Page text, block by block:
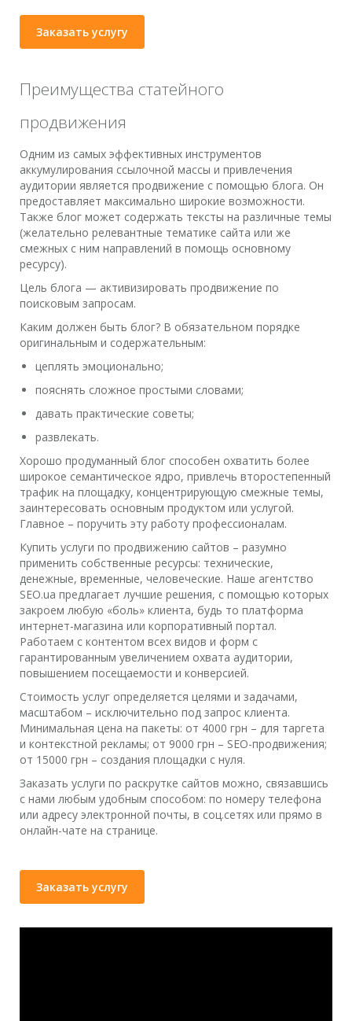
Заказать услугу
Преимущества статейного
продвижения
Одним из самых эффективных инструментов
аккумулирования ссылочной массы и привлечения
аудитории является продвижение с помощью блога. Он
предоставляет максимально широкие возможности.
Также блог может содержать тексты на различные темы
(желательно релевантные тематике сайта или же
смежных с ним направлений в помощь основному
ресурсу).
Цель блога — активизировать продвижение по
поисковым запросам.
Каким должен быть блог? В обязательном порядке
оригинальным и содержательным:
цеплять эмоционально;
пояснять сложное простыми словами;
давать практические советы;
развлекать.
Хорошо продуманный блог способен охватить более
широкое семантическое ядро, привлечь второстепенный
трафик на площадку, концентрирующую смежные темы,
заинтересовать основным продуктом или услугой.
Главное – поручить эту работу профессионалам.
Купить услуги по продвижению сайтов – разумно
применить собственные ресурсы: технические,
денежные, временные, человеческие. Наше агентство
SEO.ua предлагает лучшие решения, с помощью которых
закроем любую «боль» клиента, будь то платформа
интернет-магазина или корпоративный портал.
Работаем с контентом всех видов и форм с
гарантированным увеличением охвата аудитории,
повышением посещаемости и конверсией.
Стоимость услуг определяется целями и задачами,
масштабом – исключительно под запрос клиента.
Минимальная цена на пакеты: от 4000 грн – для таргета
и контекстной рекламы; от 9000 грн – SEO-продвижения;
от 15000 грн – создания площадки с нуля.
Заказать услуги по раскрутке сайтов можно, связавшись
с нами любым удобным способом: по номеру телефона
или адресу электронной почты, в соц.сетях или прямо в
онлайн-чате на странице.
Заказать услугу